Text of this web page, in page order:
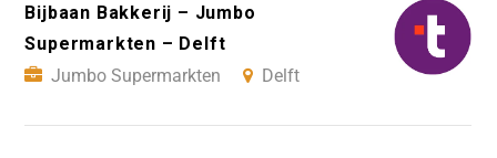
Bijbaan Bakkerij – Jumbo
Supermarkten – Delft
Jumbo Supermarkten
Delft